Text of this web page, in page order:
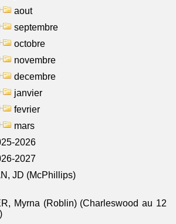
aout
septembre
octobre
novembre
decembre
janvier
fevrier
mars
2026
2027
JD (McPhillips)
Myrna (Roblin) (Charleswood au 12